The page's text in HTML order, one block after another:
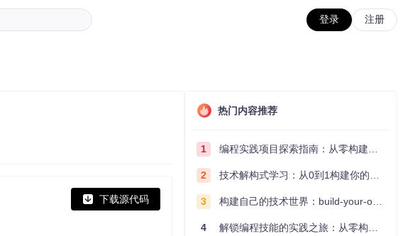
登录 注册
下载源代码
热门内容推荐
1 编程实践项目探索指南：从零构建技术能力体系
2 技术解构式学习：从0到1构建你的编程知识体系
3 构建自己的技术世界：build-your-own-x项目的实践探索指南
4 解锁编程技能的实践之旅：从零构建你的技术世界